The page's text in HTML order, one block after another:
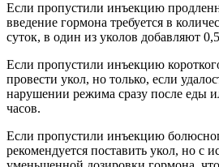
Если пропустили инъекцию
введение гормона требуется в
суток, в один из уколов добавляют
Если пропустили инъекцию
провести укол, но только, если
нарушении режима сразу после еды
часов.
Если пропустили инъекцию
рекомендуется поставить укол, но с